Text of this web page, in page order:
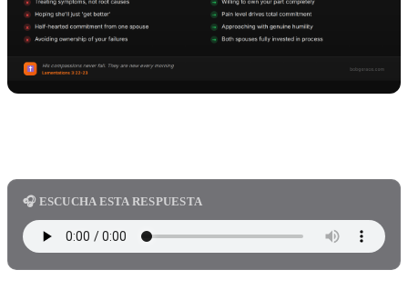
🎧 ESCUCHA ESTA RESPUESTA